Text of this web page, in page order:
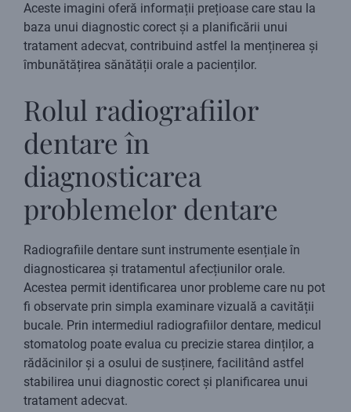
Aceste imagini oferă informații prețioase care stau la
baza unui diagnostic corect și a planificării unui
tratament adecvat, contribuind astfel la menținerea și
îmbunătățirea sănătății orale a pacienților.
Rolul radiografiilor
dentare în
diagnosticarea
problemelor dentare
Radiografiile dentare sunt instrumente esențiale în
diagnosticarea și tratamentul afecțiunilor orale.
Acestea permit identificarea unor probleme care nu pot
fi observate prin simpla examinare vizuală a cavității
bucale. Prin intermediul radiografiilor dentare, medicul
stomatolog poate evalua cu precizie starea dinților, a
rădăcinilor și a osului de susținere, facilitând astfel
stabilirea unui diagnostic corect și planificarea unui
tratament adecvat.